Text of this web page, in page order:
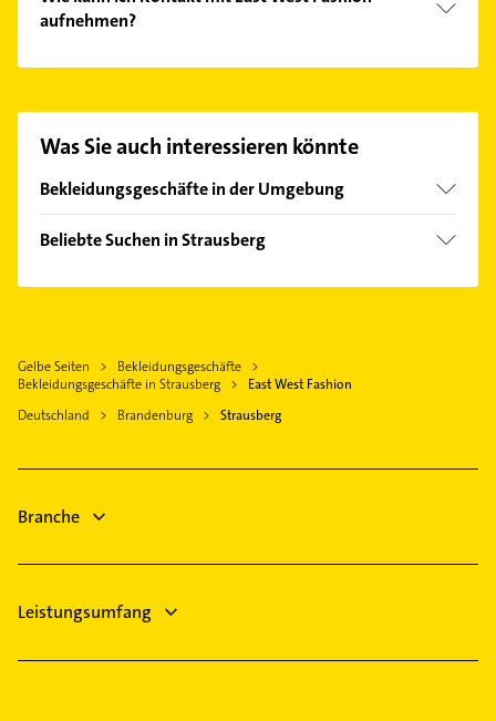
aufnehmen?
finden Sie alleKontaktdaten.
Was Sie auch interessieren könnte
Bekleidungsgeschäfte in der Umgebung
Fredersdorf-Vogelsdorf
Woltersdorf bei Erkner
Ahrensfelde
Bernau bei Berlin
Fürstenwalde /Spree
Eberswalde
Beliebte Suchen in Strausberg
Elektriker
Phoniatrie
Bestatter
Hausarzt
Gelbe Seiten
Bekleidungsgeschäfte
Bekleidungsgeschäfte in Strausberg
East West Fashion
Deutschland
Brandenburg Strausberg
Branche
Leistungsumfang